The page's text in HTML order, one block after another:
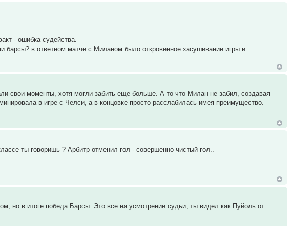
- ошибка судейства.
в ответном матче с Миланом было откровенное засушивание игры и
свои моменты, хотя могли забить еще больше. А то что Милан не забил, создавая
в игре с Челси, а в концовке просто расслабилась имея преимущество.
ты говоришь ? Арбитр отменил гол - совершенно чистый гол..
но в итоге победа Барсы. Это все на усмотрение судьи, ты видел как Пуйоль от